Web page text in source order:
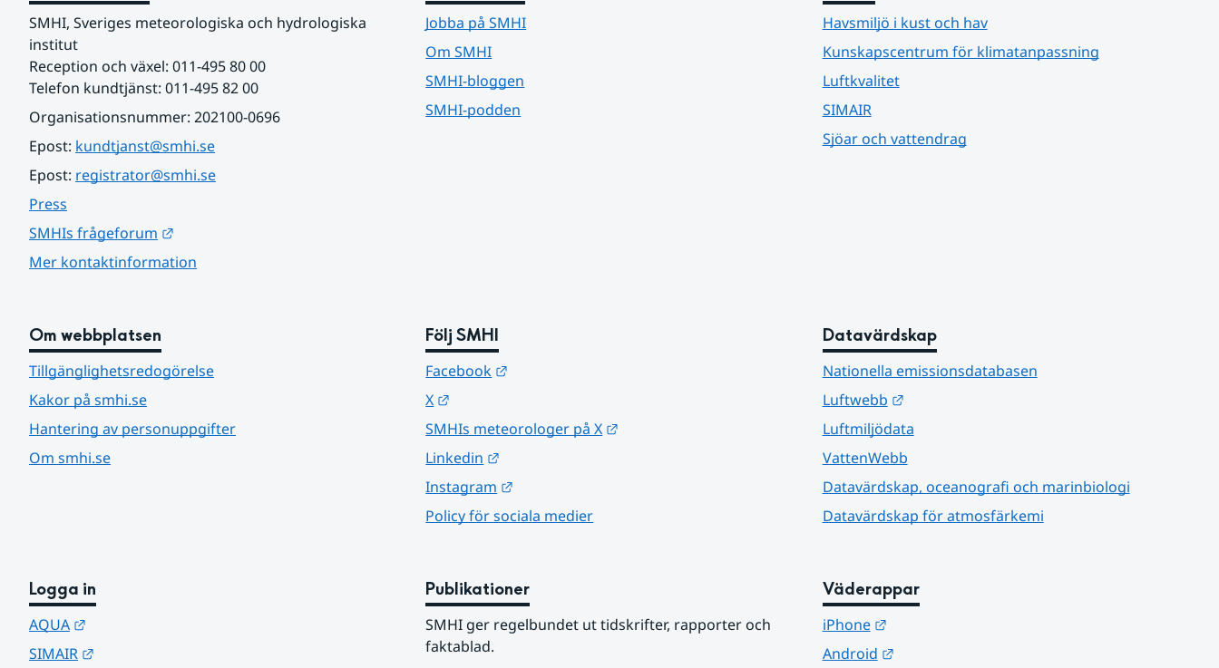
SMHI, Sveriges meteorologiska och hydrologiska
institut
Reception och växel: 011-495 80 00
Telefon kundtjänst: 011-495 82 00
Organisationsnummer: 202100-0696
Epost: kundtjanst@smhi.se
Epost: registrator@smhi.se
Press
SMHIs frågeforum
Mer kontaktinformation
Jobba på SMHI
Om SMHI
SMHI-bloggen
SMHI-podden
Havsmiljö i kust och hav
Kunskapscentrum för klimatanpassning
Luftkvalitet
SIMAIR
Sjöar och vattendrag
Om webbplatsen
Tillgänglighetsredogörelse
Kakor på smhi.se
Hantering av personuppgifter
Om smhi.se
Följ SMHI
Facebook
X
SMHIs meteorologer på X
Linkedin
Instagram
Policy för sociala medier
Datavärdskap
Nationella emissionsdatabasen
Luftwebb
Länk till annan webbplats.
Luftmiljödata
VattenWebb
Datavärdskap, oceanografi och marinbiologi
Datavärdskap för atmosfärkemi
Logga in
AQUA
SIMAIR
Publikationer
SMHI ger regelbundet ut tidskrifter, rapporter och
faktablad.
Väderappar
iPhone
Länk till annan webbplats.
Android
Länk till annan webbplats.